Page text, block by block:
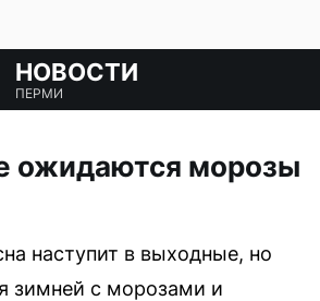
НОВОСТИ
ПЕРМИ
ожидаются морозы
наступит в выходные, но
зимней с морозами и